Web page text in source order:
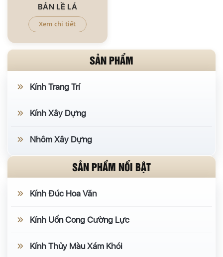
BẢN LỀ LÁ
Xem chi tiết
SẢN PHẨM
Kính Trang Trí
Kính Xây Dựng
Nhôm Xây Dựng
SẢN PHẨM NỔI BẬT
Kính Đúc Hoa Văn
Kính Uốn Cong Cường Lực
Kính Thủy Màu Xám Khói